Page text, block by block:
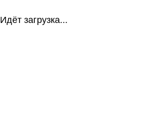
Идёт загрузка...